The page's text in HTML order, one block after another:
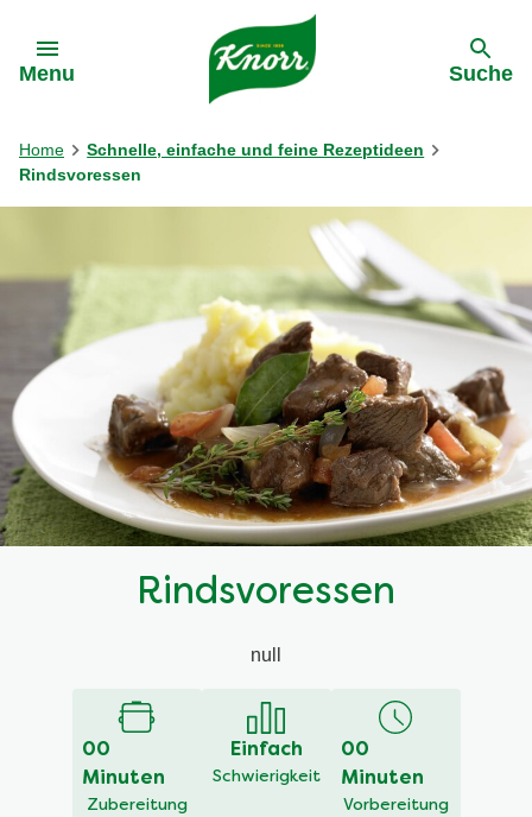
Menu Suche
Home
Schnelle, einfache und feine Rezeptideen
Rindsvoressen
Rindsvoressen
null
00
Minuten
Zubereitung
Einfach
Schwierigkeit
00
Minuten
Vorbereitung